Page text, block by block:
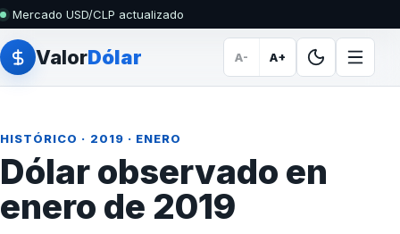
Mercado USD/CLP actualizado
ValorDólar A- A+
HISTÓRICO · 2019 · ENERO
Dólar observado en
enero de 2019